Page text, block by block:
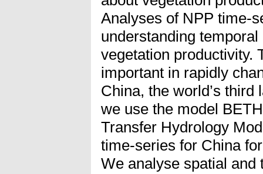
Analyses of NPP time-
understanding
vegetation productivity.
important in rapidly
China, the world’s third
we use the model
Transfer Hydrology
time-series for China
We analyse spatial